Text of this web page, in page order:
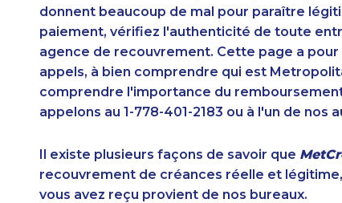
donnent beaucoup de mal pour paraître
paiement, vérifiez l'authenticité de toute
agence de recouvrement. Cette page a
appels, à bien comprendre qui est
comprendre l'importance du
appelons au 1-778-401-2183 ou à l'un de nos
Il existe plusieurs façons de savoir que
recouvrement de créances réelle et
vous avez reçu provient de nos bureaux.